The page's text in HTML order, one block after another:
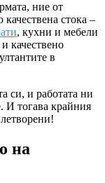
ние от
стока –
, кухни и мебели
качествено
в
си, и работата ни
И тогава крайния
на